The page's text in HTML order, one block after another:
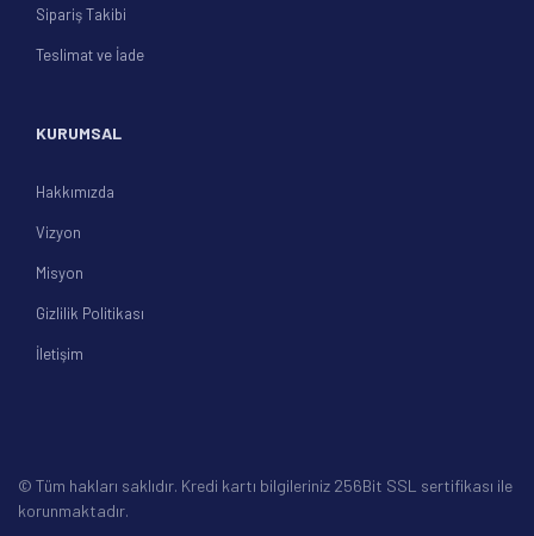
Sipariş Takibi
Teslimat ve İade
KURUMSAL
Hakkımızda
Vizyon
Misyon
Gizlilik Politikası
İletişim
© Tüm hakları saklıdır. Kredi kartı bilgileriniz 256Bit SSL sertifikası ile
korunmaktadır.